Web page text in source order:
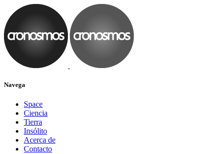
Navega
Space
Ciencia
Tierra
Insólito
Acerca de
Contacto